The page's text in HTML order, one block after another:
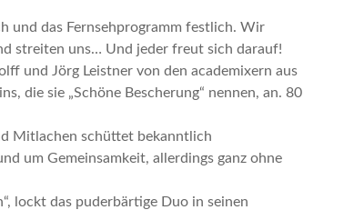
und das Fernsehprogramm festlich. Wir
streiten uns… Und jeder freut sich darauf!
und Jörg Leistner von den academixern aus
die sie „Schöne Bescherung“ nennen, an. 80
Mitlachen schüttet bekanntlich
um Gemeinsamkeit, allerdings ganz ohne
lockt das puderbärtige Duo in seinen